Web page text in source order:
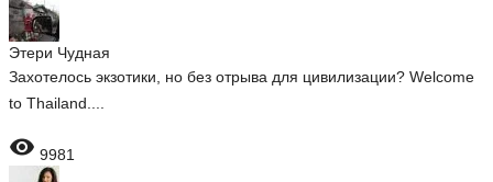
Этери Чудная
Захотелось экзотики, но без отрыва для цивилизации? Welcome
to Thailand....
 9981